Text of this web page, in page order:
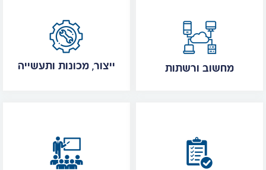
ייצור, מכונות ותעשייה מחשוב ורשתות